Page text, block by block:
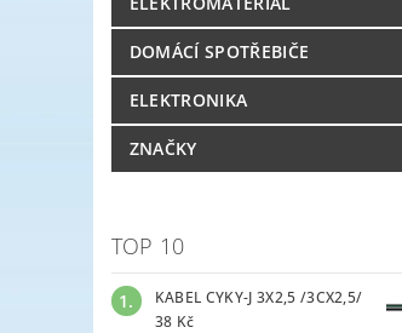
DOMÁCÍ SPOTŘEBIČE
ELEKTRONIKA
ZNAČKY
TOP 10
KABEL CYKY-J 3X2,5 /3CX2,5/
38 Kč